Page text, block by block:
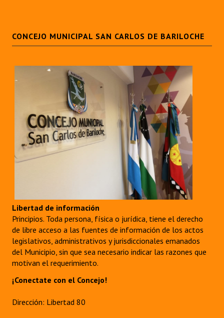
CONCEJO MUNICIPAL SAN CARLOS DE BARILOCHE
Libertad de información
Principios. Toda persona, física o jurídica, tiene el derecho
de libre acceso a las fuentes de información de los actos
legislativos, administrativos y jurisdiccionales emanados
del Municipio, sin que sea necesario indicar las razones que
motivan el requerimiento.
¡Conectate con el Concejo!
Dirección: Libertad 80